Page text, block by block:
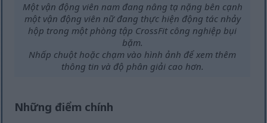
Một vận động viên nam đang nâng tạ nặng bên cạnh
một vận động viên nữ đang thực hiện động tác nhảy
hộp trong một phòng tập CrossFit công nghiệp bụi
bặm.
Nhấp chuột hoặc chạm vào hình ảnh để xem thêm
thông tin và độ phân giải cao hơn.
Những điểm chính